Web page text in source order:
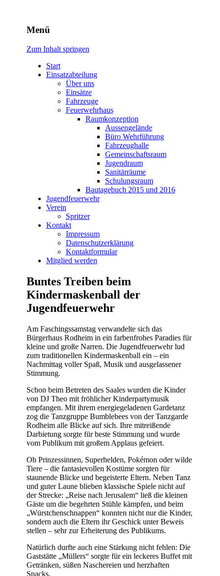
Freiwillige Feuerwehr
Rodheim v.d.H.
Menü
Zum Inhalt springen
Start
Einsatzabteilung
Über uns
Einsätze
Fahrzeuge
Feuerwehrhaus
Raumkonzeption
Aussengelände
Büro Wehrführung
Fahrzeughalle
Gemeinschaftsraum
Jugendraum
Sanitärräume
Schulungsraum
Bautagebuch 2015 und 2016
Jugendfeuerwehr
Verein
Spritzer
Kontakt
Impressum
Datenschutzerklärung
Kontaktformular
Mitglied werden
Buntes Treiben beim
Kindermaskenball der
Jugendfeuerwehr
Am Faschingssamstag verwandelte sich das
Bürgerhaus Rodheim in ein farbenfrohes Paradies für
kleine und große Narren. Die Jugendfeuerwehr lud
zum traditionellen Kindermaskenball ein – ein
Nachmittag voller Spaß, Musik und ausgelassener
Stimmung.
Schon beim Betreten des Saales wurden die Kinder
von DJ Theo mit fröhlicher Kinderpartymusik
empfangen. Mit ihrem energiegeladenen Gardetanz
zog die Tanzgruppe Bumblebees von der Tanzgarde
Rodheim alle Blicke auf sich. Ihre mitreißende
Darbietung sorgte für beste Stimmung und wurde
vom Publikum mit großem Applaus gefeiert.
Ob Prinzessinnen, Superhelden, Pokémon oder wilde
Tiere – die fantasievollen Kostüme sorgten für
staunende Blicke und begeisterte Eltern. Neben Tanz
und guter Laune blieben klassische Spiele nicht auf
der Strecke: „Reise nach Jerusalem“ ließ die kleinen
Gäste um die begehrten Stühle kämpfen, und beim
„Würstchenschnappen“ konnten nicht nur die Kinder,
sondern auch die Eltern ihr Geschick unter Beweis
stellen – sehr zur Erheiterung des Publikums.
Natürlich durfte auch eine Stärkung nicht fehlen: Die
Gaststätte „Müllers“ sorgte für ein leckeres Buffet mit
Getränken, süßen Naschereien und herzhaften
Snacks.